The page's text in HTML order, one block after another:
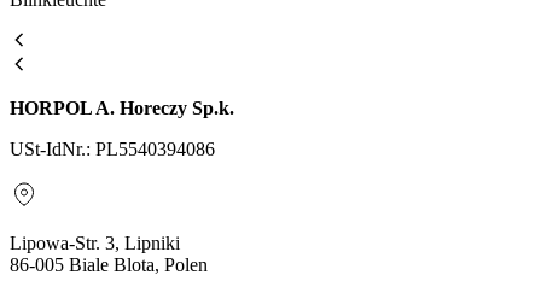
HORPOL A. Horeczy Sp.k.
USt-IdNr.: PL5540394086
Lipowa-Str. 3, Lipniki
86-005 Biale Blota, Polen